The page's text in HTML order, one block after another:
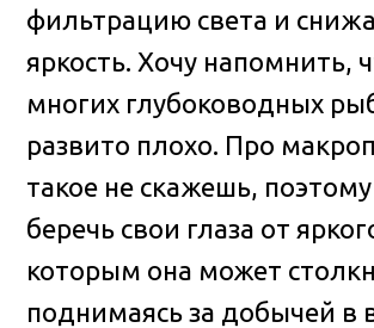
фильтрацию света и
яркость. Хочу напомнить,
многих глубоководных
развито плохо. Про
такое не скажешь,
беречь свои глаза от
которым она может
поднимаясь за добычей в